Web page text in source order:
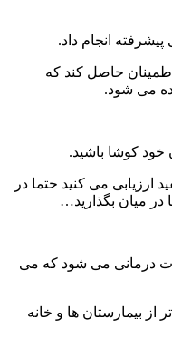
انجام داد.
حاصل کند که
می شود.
کوشا باشید.
ارزیابی می کنید حتما در
در میان بگذارید…
درمانی می شود که می
از بیمارستان ها و خانه